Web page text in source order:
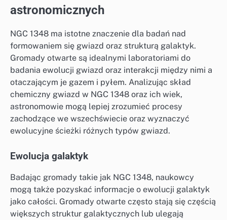
astronomicznych
NGC 1348 ma istotne znaczenie dla badań nad
formowaniem się gwiazd oraz strukturą galaktyk.
Gromady otwarte są idealnymi laboratoriami do
badania ewolucji gwiazd oraz interakcji między nimi a
otaczającym je gazem i pyłem. Analizując skład
chemiczny gwiazd w NGC 1348 oraz ich wiek,
astronomowie mogą lepiej zrozumieć procesy
zachodzące we wszechświecie oraz wyznaczyć
ewolucyjne ścieżki różnych typów gwiazd.
Ewolucja galaktyk
Badając gromady takie jak NGC 1348, naukowcy
mogą także pozyskać informacje o ewolucji galaktyk
jako całości. Gromady otwarte często stają się częścią
większych struktur galaktycznych lub ulegają